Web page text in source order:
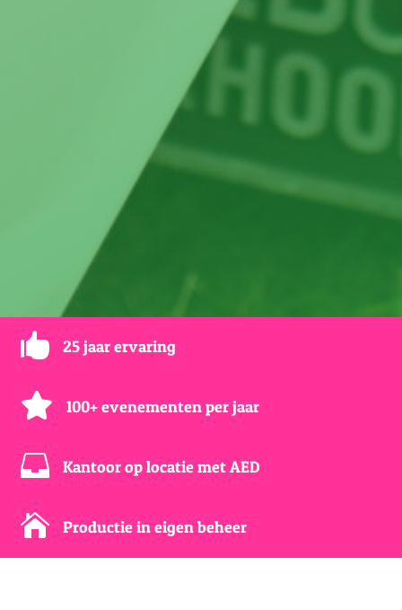
 25 jaar ervaring
 100+ evenementen per jaar
 Kantoor op locatie met AED
 Productie in eigen beheer